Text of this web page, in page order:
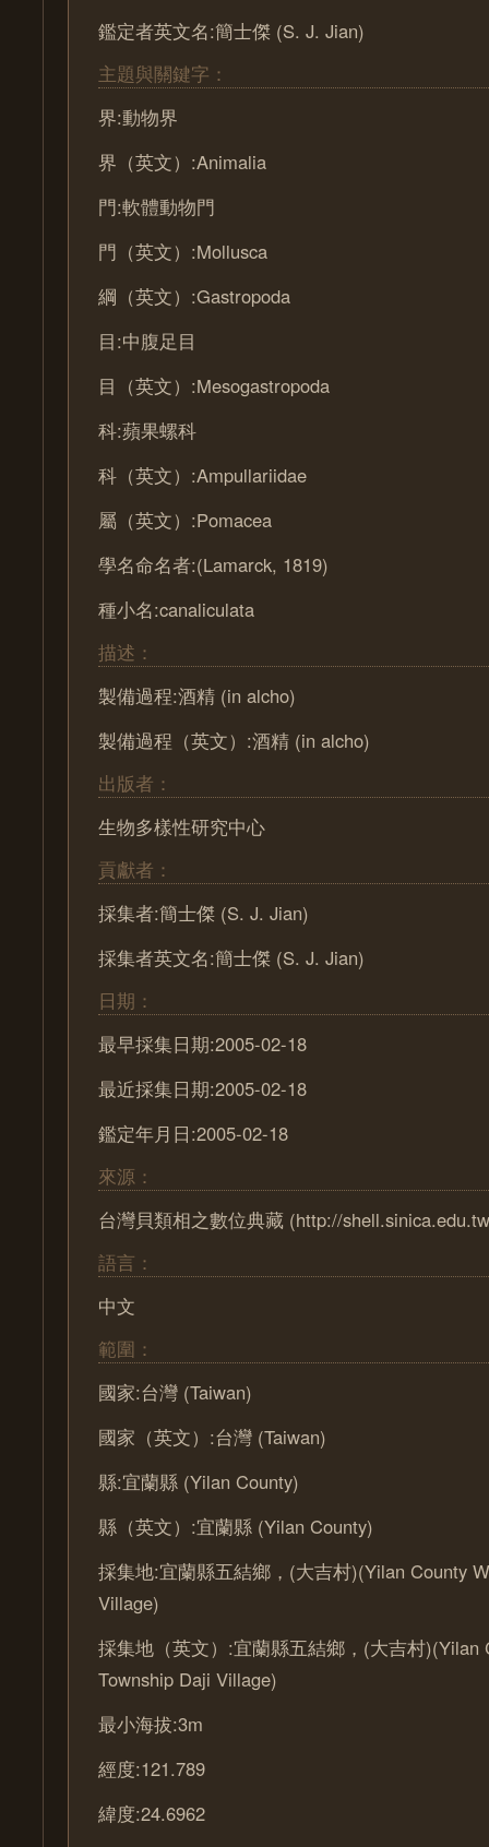
鑑定者英文名:簡士傑 (S. J. Jian)
主題與關鍵字：
界:動物界
界（英文）:Animalia
門:軟體動物門
門（英文）:Mollusca
綱（英文）:Gastropoda
目:中腹足目
目（英文）:Mesogastropoda
科:蘋果螺科
科（英文）:Ampullariidae
屬（英文）:Pomacea
學名命名者:(Lamarck, 1819)
種小名:canaliculata
描述：
製備過程:酒精 (in alcho)
製備過程（英文）:酒精 (in alcho)
出版者：
生物多樣性研究中心
貢獻者：
採集者:簡士傑 (S. J. Jian)
採集者英文名:簡士傑 (S. J. Jian)
日期：
最早採集日期:2005-02-18
最近採集日期:2005-02-18
鑑定年月日:2005-02-18
來源：
台灣貝類相之數位典藏 (http://
語言：
中文
範圍：
國家:台灣 (Taiwan)
國家（英文）:台灣 (Taiwan)
縣:宜蘭縣 (Yilan County)
縣（英文）:宜蘭縣 (Yilan County)
採集地:宜蘭縣五結鄉，(大吉村)(Yilan County
Village)
採集地（英文）:宜蘭縣五結鄉，(大吉村)(Yilan
Township Daji Village)
最小海拔:3m
經度:121.789
緯度:24.6962